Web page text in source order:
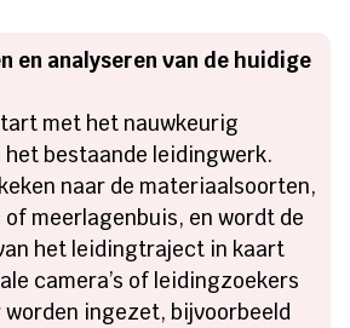
en analyseren van de huidige
met het nauwkeurig
bestaande leidingwerk.
naar de materiaalsoorten,
meerlagenbuis, en wordt de
het leidingtraject in kaart
camera’s of leidingzoekers
worden ingezet, bijvoorbeeld